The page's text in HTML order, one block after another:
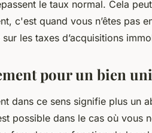
le taux normal. Cela
c'est quand vous n’êtes pas
sur les taxes d’acquisitions
pour un bien
dans ce sens signifie plus un
possible dans le cas où vous